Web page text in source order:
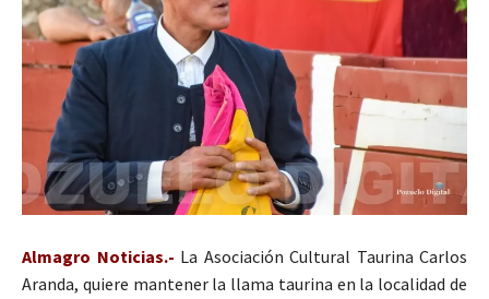
Almagro Noticias.- La Asociación Cultural Taurina Carlos
Aranda, quiere mantener la llama taurina en la localidad de